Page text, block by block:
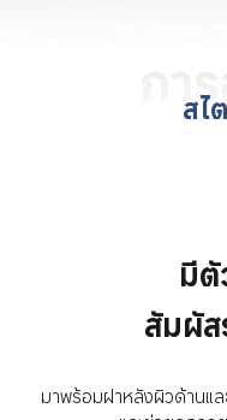
กสไ
มีตั
สัมผัส
มาพร้อมฝาหลังผิวด้านแล